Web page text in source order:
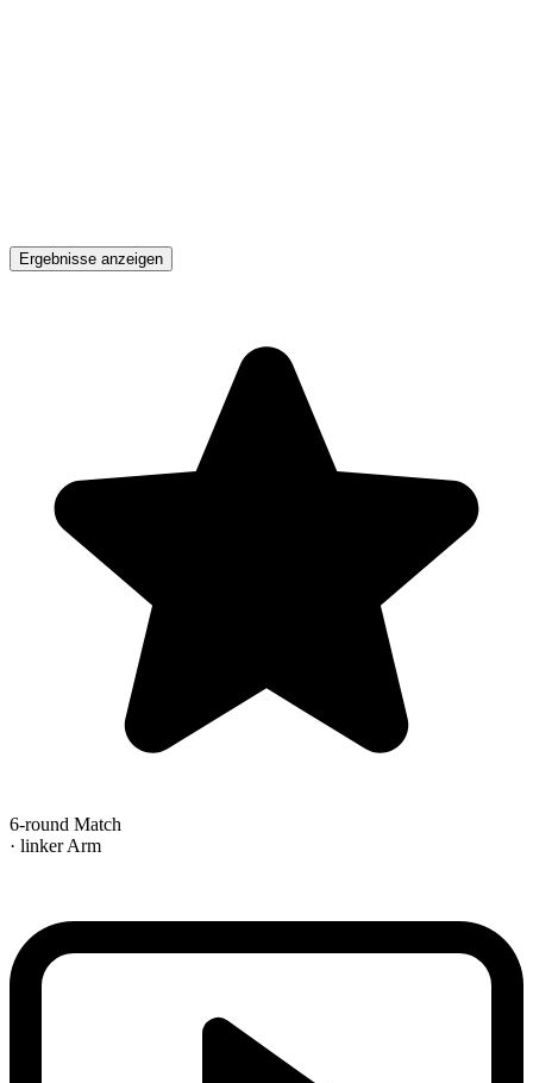
Ergebnisse anzeigen
6-round Match
· linker Arm